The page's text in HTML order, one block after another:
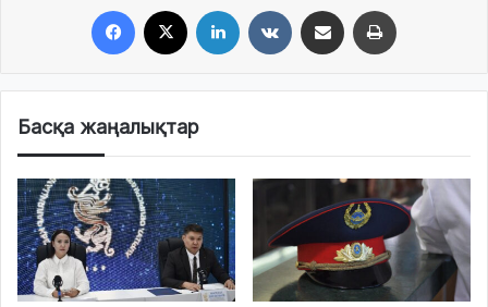
Басқа жаңалықтар